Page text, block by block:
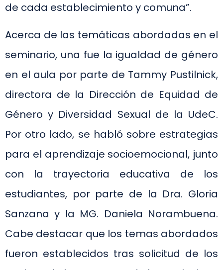
de cada establecimiento y comuna”.
Acerca de las temáticas abordadas en el
seminario, una fue la igualdad de género
en el aula por parte de Tammy Pustilnick,
directora de la Dirección de Equidad de
Género y Diversidad Sexual de la UdeC.
Por otro lado, se habló sobre estrategias
para el aprendizaje socioemocional, junto
con la trayectoria educativa de los
estudiantes, por parte de la Dra. Gloria
Sanzana y la MG. Daniela Norambuena.
Cabe destacar que los temas abordados
fueron establecidos tras solicitud de los